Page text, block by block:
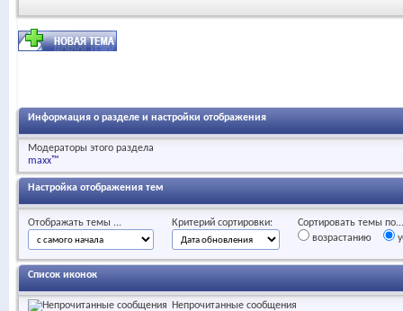
Информация о разделе и настройки отображения
Модераторы этого раздела
maxx™
Настройка отображения тем
Отображать темы ... Критерий сортировки:
Сортировать темы по...
возрастанию
Список иконок
Непрочитанные сообщения